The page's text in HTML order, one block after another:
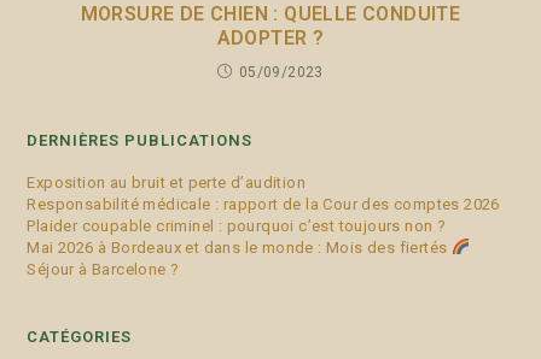
MORSURE DE CHIEN : QUELLE CONDUITE
ADOPTER ?
05/09/2023
DERNIÈRES PUBLICATIONS
Exposition au bruit et perte d’audition
Responsabilité médicale : rapport de la Cour des comptes 2026
Plaider coupable criminel : pourquoi c’est toujours non ?
Mai 2026 à Bordeaux et dans le monde : Mois des fiertés
Séjour à Barcelone ?
CATÉGORIES